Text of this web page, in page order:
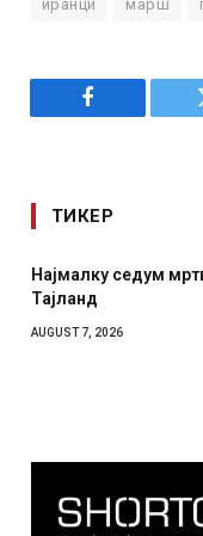
иранци марш
Facebook
ТИКЕР
нападот врз